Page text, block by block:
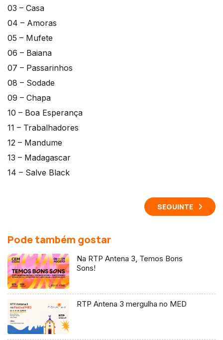
03 – Casa
04 – Amoras
05 – Mufete
06 – Baiana
07 – Passarinhos
08 – Sodade
09 – Chapa
10 – Boa Esperança
11 – Trabalhadores
12 – Mandume
13 – Madagascar
14 – Salve Black
SEGUINTE
Pode também gostar
Na RTP Antena 3, Temos Bons
Sons!
RTP Antena 3 mergulha no MED